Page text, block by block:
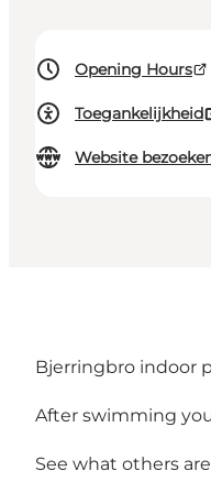
Opening Hours
Toegankelijkheid
Website
Bjerringbro indoor
After swimming
See what others